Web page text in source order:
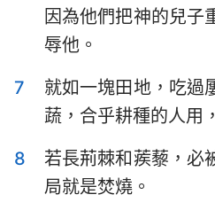
因為他們把神的兒子
辱他。
7
就如一塊田地，吃過
蔬，合乎耕種的人用
8
若長荊棘和蒺藜，必
局就是焚燒。